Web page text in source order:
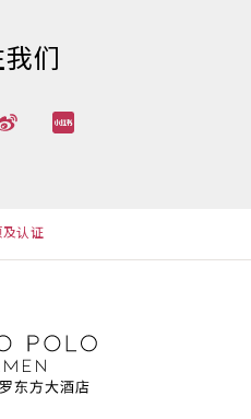
们
认证